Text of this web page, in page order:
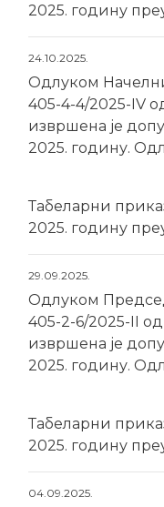
2025. годину
24.10.2025.
Одлуком
405-4-4/2025-IV
извршена је
2025. годину.
Табеларни
2025. годину
29.09.2025.
Одлуком
405-2-6/2025-II
извршена је
2025. годину.
Табеларни
2025. годину
04.09.2025.